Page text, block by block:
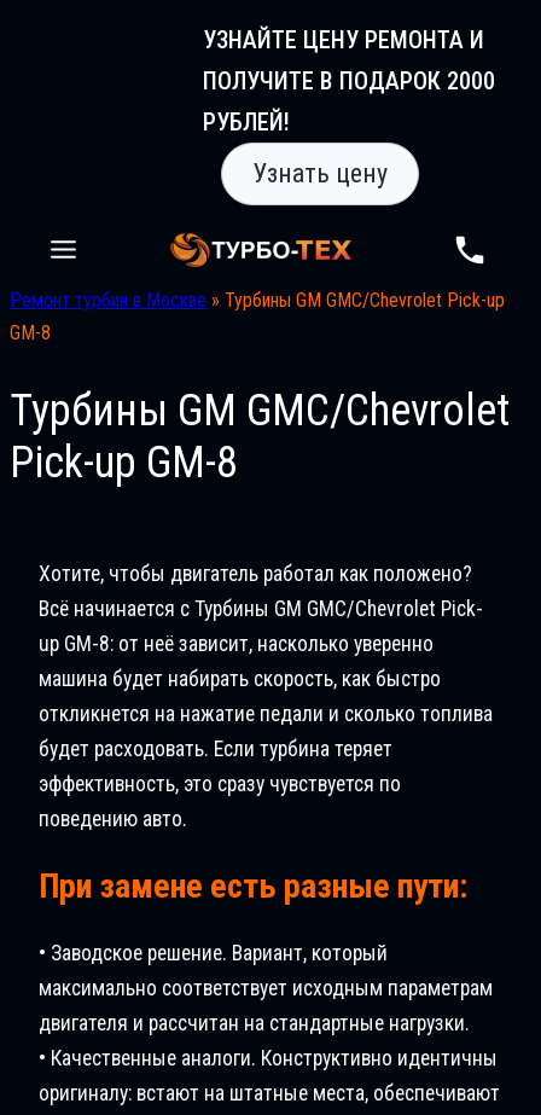
УЗНАЙТЕ ЦЕНУ РЕМОНТА И
ПОЛУЧИТЕ В ПОДАРОК 2000
РУБЛЕЙ!
Узнать цену
Ремонт турбин в Москве » Турбины GM GMC/Chevrolet Pick-up
GM-8
Турбины GM GMC/Chevrolet
Pick-up GM-8
Хотите, чтобы двигатель работал как положено?
Всё начинается с Турбины GM GMC/Chevrolet Pick-
up GM-8: от неё зависит, насколько уверенно
машина будет набирать скорость, как быстро
откликнется на нажатие педали и сколько топлива
будет расходовать. Если турбина теряет
эффективность, это сразу чувствуется по
поведению авто.
При замене есть разные пути:
• Заводское решение. Вариант, который
максимально соответствует исходным параметрам
двигателя и рассчитан на стандартные нагрузки.
• Качественные аналоги. Конструктивно идентичны
оригиналу: встают на штатные места, обеспечивают